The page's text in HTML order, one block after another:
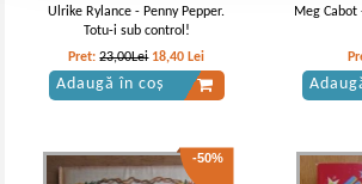
Ulrike Rylance - Penny Pepper.
Totu-i sub control!
Pret:23,00Lei 18,40 Lei
Adaugă în coș
Meg
-50%